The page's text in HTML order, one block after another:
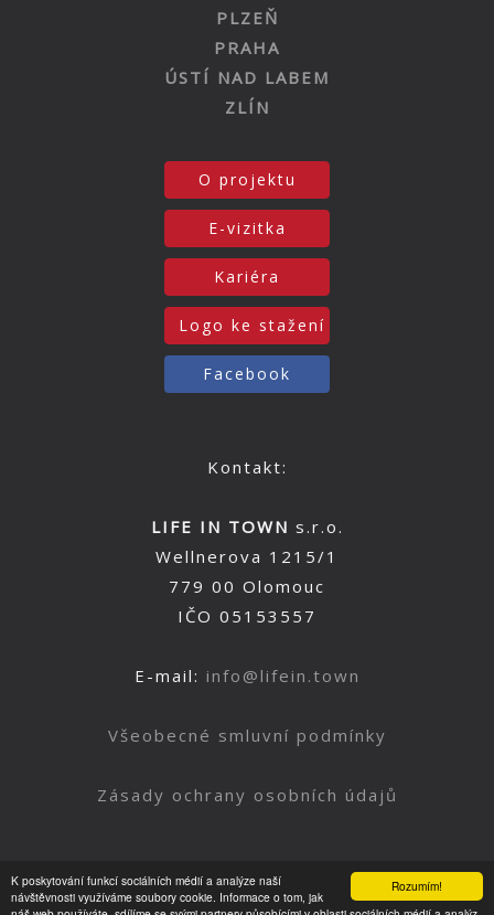
Rozumím!
K poskytování funkcí sociálních médií a analýze naší
návštěvnosti využíváme soubory cookie. Informace o tom, jak
PLZEŇ
PRAHA
ÚSTÍ NAD LABEM
ZLÍN
O projektu
E-vizitka
Kariéra
Logo ke stažení
Facebook
Kontakt:
LIFE IN TOWN s.r.o.
Wellnerova 1215/1
779 00 Olomouc
IČO 05153557
E-mail: info@lifein.town
Všeobecné smluvní podmínky
Zásady ochrany osobních údajů
Nahoru